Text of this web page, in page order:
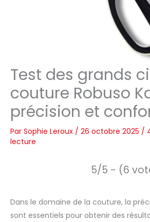
Test des grands
couture Robuso
précision et
Par Sophie Leroux / 26 octobre 2025 /
lecture
5/5 - (6
Dans le domaine de la couture, la
sont essentiels pour obtenir des